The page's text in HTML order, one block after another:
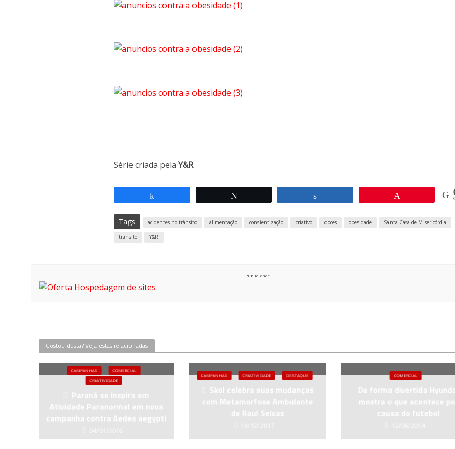
Série criada pelaY&R.
Tags acidentes no trânsito alimentação consientização criativo doces obesidade Santa Casa de Misericórdia
transito Y&R
Publicidade
Gostou desta? Veja estas relacionadas
CAMPANHAS
COMERCIAL
CRIATIVIDADE
Paraná se inspira em
Atividade Paranormal em nova
campanha contra Aedes aegypti
CAMPANHAS CRIATIVIDADE DESTAQUE
Skol celebra suas mudanças
com Metamorfose Ambulante
de Raul Seixas
COMERCIAL
De forma divertida
mostra o que acontece
causa do futebol